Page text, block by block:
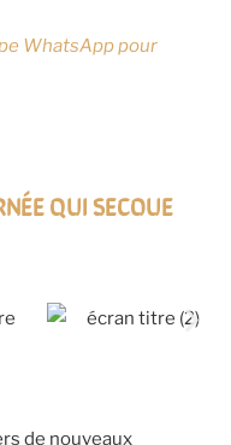
WhatsApp pour
QUI SECOUE
de nouveaux